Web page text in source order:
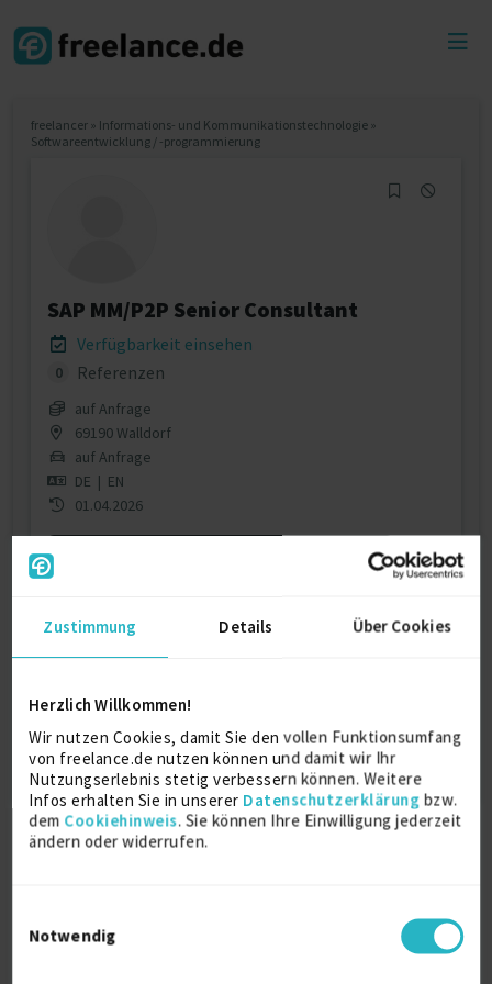
Zustimmung Details Über Cookies
Herzlich Willkommen!
Wir nutzen Cookies, damit Sie den vollen Funktionsumfang
von freelance.de nutzen können und damit wir Ihr
Nutzungserlebnis stetig verbessern können. Weitere
Infos erhalten Sie in unserer Datenschutzerklärung bzw.
dem Cookiehinweis. Sie können Ihre Einwilligung jederzeit
ändern oder widerrufen.
Notwendig
freelancer » Informations- und Kommunikationstechnologie »
Softwareentwicklung / -programmierung
SAP MM/P2P Senior Consultant
Verfügbarkeit einsehen
0 Referenzen
auf Anfrage
69190 Walldorf
auf Anfrage
DE | EN
01.04.2026
Dieses Profil ist nur für registrierte Benutzer
Jetzt registrieren